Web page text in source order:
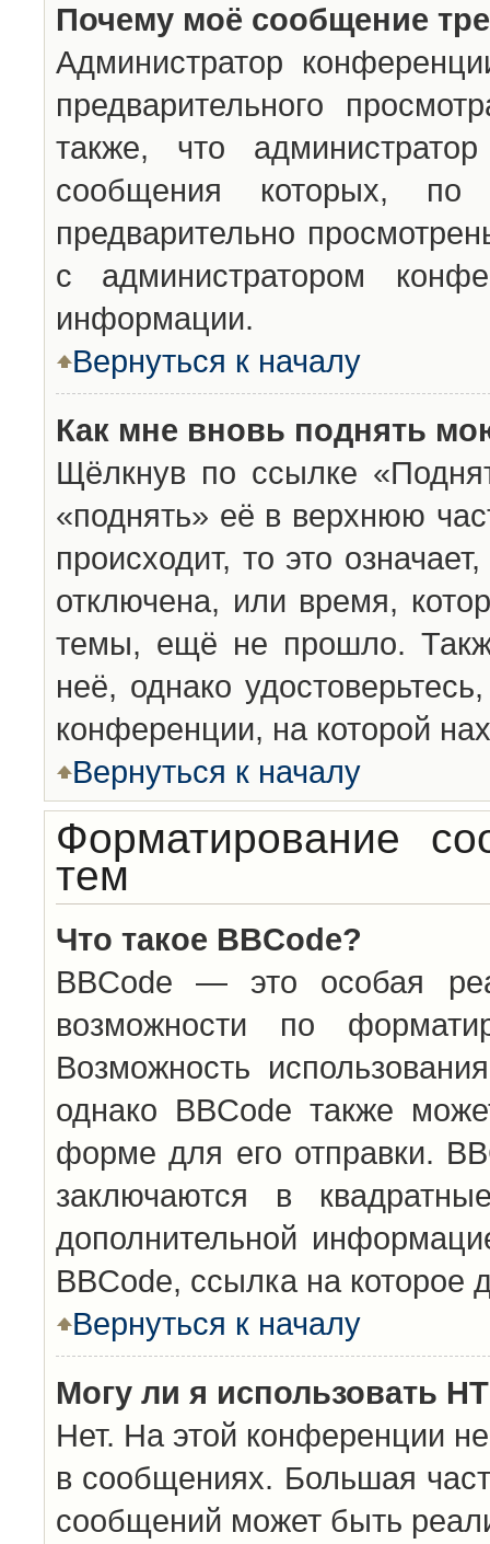
Почему моё сообщение
Администратор
предварительного
также, что
сообщения которых,
предварительно
с администратором
информации.
Вернуться к началу
Как мне вновь поднять
Щёлкнув по ссылке
«поднять» её в верхнюю
происходит, то это
отключена, или время,
темы, ещё не прошло.
неё, однако
конференции, на которой
Вернуться к началу
Форматирование
тем
Что такое BBCode?
BBCode — это особая
возможности по
Возможность
однако BBCode также
форме для его отправки.
заключаются в
дополнительной
BBCode, ссылка на
Вернуться к началу
Могу ли я использовать
Нет. На этой конференции
в сообщениях. Большая
сообщений может быть